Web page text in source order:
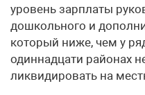
уровень зарплаты
дошкольного и
который ниже, чем у
одиннадцати районах
ликвидировать на